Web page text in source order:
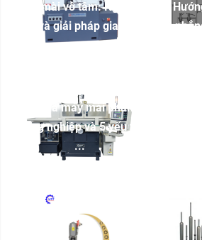
Máy mài vô tâm: Nguyên
lý và giải pháp gia ...
Báo giá máy mài phẳng
công nghiệp và 5 yếu tố
...